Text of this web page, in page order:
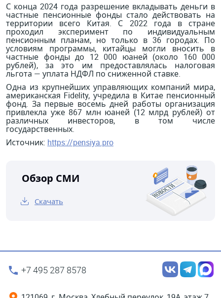
С конца 2024 года разрешение вкладывать деньги в
частные пенсионные фонды стало действовать на
территории всего Китая. С 2022 года в стране
проходил эксперимент по индивидуальным
пенсионным планам, но только в 36 городах. По
условиям программы, китайцы могли вносить в
частные фонды до 12 000 юаней (около 160 000
рублей), за это им предоставлялась налоговая
льгота — уплата НДФЛ по сниженной ставке.
Одна из крупнейших управляющих компаний мира,
американская Fidelity, учредила в Китае пенсионный
фонд. За первые восемь дней работы организация
привлекла уже 867 млн юаней (12 млрд рублей) от
различных инвесторов, в том числе
государственных.
Источник: https://pensiya.pro
Обзор СМИ
Скачать
+7 495 287 8578